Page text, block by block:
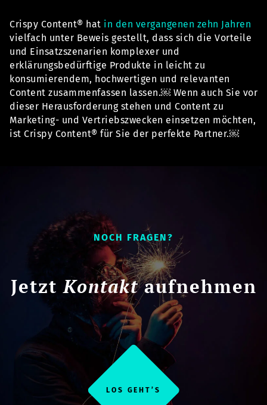
Crispy Content® hat in den vergangenen zehn Jahren
vielfach unter Beweis gestellt, dass sich die Vorteile
und Einsatzszenarien komplexer und
erklärungsbedürftige Produkte in leicht zu
konsumierendem, hochwertigen und relevanten
Content zusammenfassen lassen.￼ Wenn auch Sie vor
dieser Herausforderung stehen und Content zu
Marketing- und Vertriebszwecken einsetzen möchten,
ist Crispy Content® für Sie der perfekte Partner.￼
NOCH FRAGEN?
JetztKontaktaufnehmen
LOS GEHT’S